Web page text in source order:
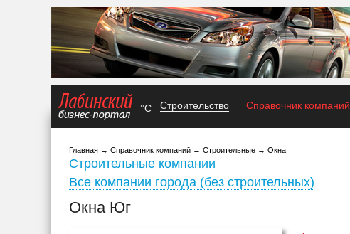
°C Строительство Справочник компаний
Главная → Справочник компаний → Строительные → Окна
Строительные компании
Все компании города (без строительных)
Окна Юг